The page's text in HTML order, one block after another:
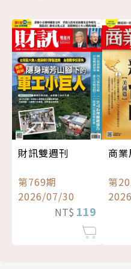
財訊雙週刊
第769期
2026/07/30
NT$ 119
商
第